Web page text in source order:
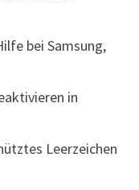
bei Samsung,
in
Leerzeichen